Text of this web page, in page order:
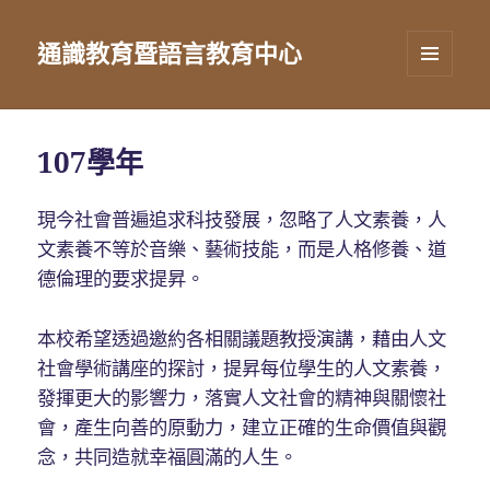
通識教育暨語言教育中心
小工具
107學年
現今社會普遍追求科技發展，忽略了人文素養，人
文素養不等於音樂、藝術技能，而是人格修養、道
德倫理的要求提昇。
本校希望透過邀約各相關議題教授演講，藉由人文
社會學術講座的探討，提昇每位學生的人文素養，
發揮更大的影響力，落實人文社會的精神與關懷社
會，產生向善的原動力，建立正確的生命價值與觀
念，共同造就幸福圓滿的人生。